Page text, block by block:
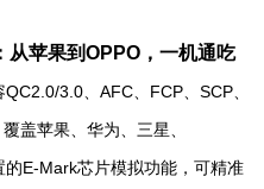
从苹果到OPPO，一机通吃
3.0、AFC、FCP、SCP、
盖苹果、华为、三星、
E-Mark芯片模拟功能，可精准